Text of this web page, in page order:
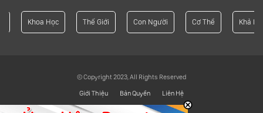
Khoa Học Thế Giới Con Người Cơ Thể Khả Năng
© Copyright 2023, All Rights Reserved
Giới Thiệu
Bản Quyền Liên Hệ